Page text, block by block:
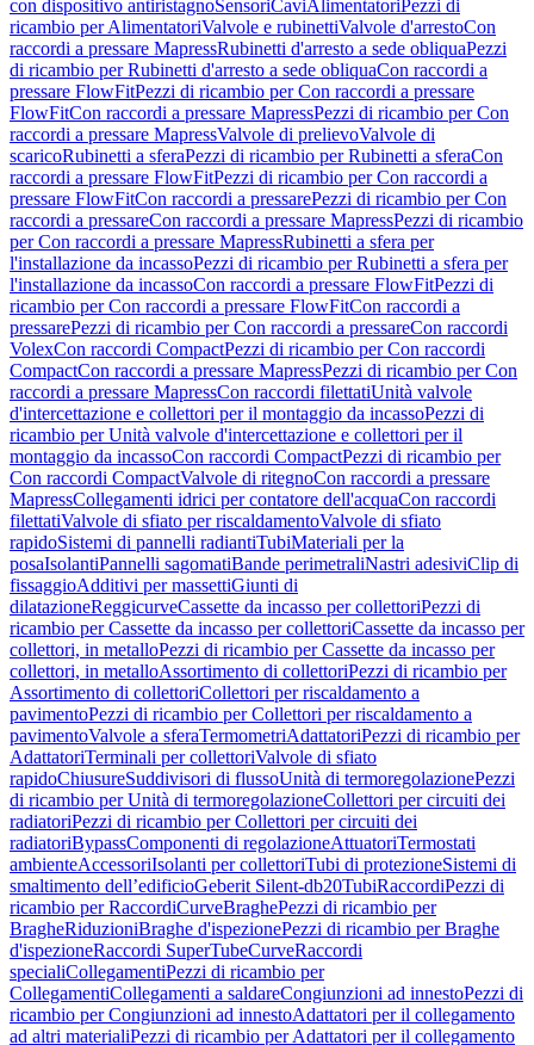
con dispositivo antiristagnoSensoriCaviAlimentatori Pezzi di
ricambio per AlimentatoriValvole e rubinettiValvole d'arrestoCon
raccordi a pressare MapressRubinetti d'arresto a sede obliquaPezzi
di ricambio per Rubinetti d'arresto a sede obliquaCon raccordi a
pressare FlowFitPezzi di ricambio per Con raccordi a pressare
FlowFitCon raccordi a pressare MapressPezzi di ricambio per Con
raccordi a pressare MapressValvole di prelievoValvole di
scaricoRubinetti a sferaPezzi di ricambio per Rubinetti a sferaCon
raccordi a pressare FlowFitPezzi di ricambio per Con raccordi a
pressare FlowFitCon raccordi a pressarePezzi di ricambio per Con
raccordi a pressareCon raccordi a pressare MapressPezzi di ricambio
per Con raccordi a pressare MapressRubinetti a sfera per
l'installazione da incassoPezzi di ricambio per Rubinetti a sfera per
l'installazione da incassoCon raccordi a pressare FlowFitPezzi di
ricambio per Con raccordi a pressare FlowFitCon raccordi a
pressarePezzi di ricambio per Con raccordi a pressareCon raccordi
VolexCon raccordi CompactPezzi di ricambio per Con raccordi
CompactCon raccordi a pressare MapressPezzi di ricambio per Con
raccordi a pressare MapressCon raccordi filettatiUnità valvole
d'intercettazione e collettori per il montaggio da incassoPezzi di
ricambio per Unità valvole d'intercettazione e collettori per il
montaggio da incassoCon raccordi CompactPezzi di ricambio per
Con raccordi CompactValvole di ritegnoCon raccordi a pressare
MapressCollegamenti idrici per contatore dell'acquaCon raccordi
filettatiValvole di sfiato per riscaldamentoValvole di sfiato
rapidoSistemi di pannelli radiantiTubiMateriali per la
posaIsolantiPannelli sagomatiBande perimetraliNastri adesiviClip di
fissaggioAdditivi per massettiGiunti di
dilatazioneReggicurveCassette da incasso per collettoriPezzi di
ricambio per Cassette da incasso per collettoriCassette da incasso per
collettori, in metalloPezzi di ricambio per Cassette da incasso per
collettori, in metalloAssortimento di collettoriPezzi di ricambio per
Assortimento di collettoriCollettori per riscaldamento a
pavimentoPezzi di ricambio per Collettori per riscaldamento a
pavimentoValvole a sferaTermometriAdattatoriPezzi di ricambio per
AdattatoriTerminali per collettoriValvole di sfiato
rapidoChiusureSuddivisori di flussoUnità di termoregolazionePezzi
di ricambio per Unità di termoregolazioneCollettori per circuiti dei
radiatoriPezzi di ricambio per Collettori per circuiti dei
radiatoriBypassComponenti di regolazioneAttuatoriTermostati
ambienteAccessoriIsolanti per collettoriTubi di protezioneSistemi di
smaltimento dell’edificioGeberit Silent-db20TubiRaccordiPezzi di
ricambio per RaccordiCurveBraghePezzi di ricambio per
BragheRiduzioniBraghe d'ispezionePezzi di ricambio per Braghe
d'ispezioneRaccordi SuperTubeCurveRaccordi
specialiCollegamentiPezzi di ricambio per
CollegamentiCollegamenti a saldareCongiunzioni ad innestoPezzi di
ricambio per Congiunzioni ad innestoAdattatori per il collegamento
ad altri materialiPezzi di ricambio per Adattatori per il collegamento